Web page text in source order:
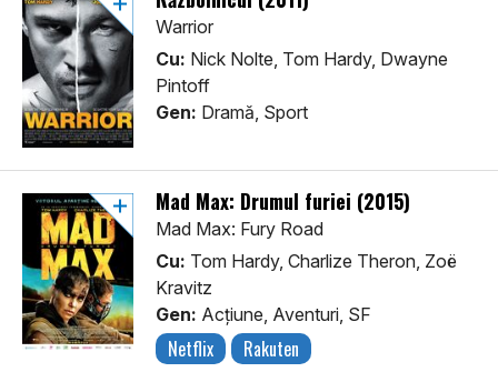
Warrior
Cu: Nick Nolte, Tom Hardy, Dwayne
Pintoff
Gen: Dramă, Sport
Mad Max: Drumul furiei (2015)
Mad Max: Fury Road
Cu: Tom Hardy, Charlize Theron, Zoë
Kravitz
Gen: Acţiune, Aventuri, SF
Netflix Rakuten